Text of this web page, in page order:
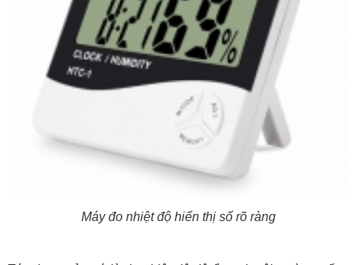
Máy đo nhiệt độ hiển thị số rõ ràng